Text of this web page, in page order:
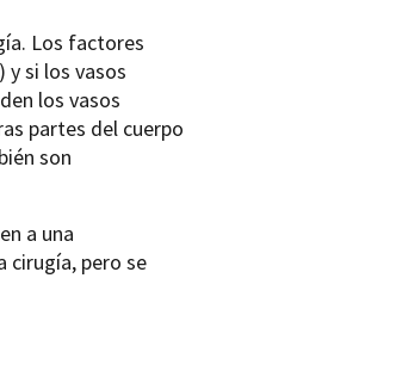
Los factores
si los vasos
los vasos
partes del cuerpo
son
a una
cirugía, pero se